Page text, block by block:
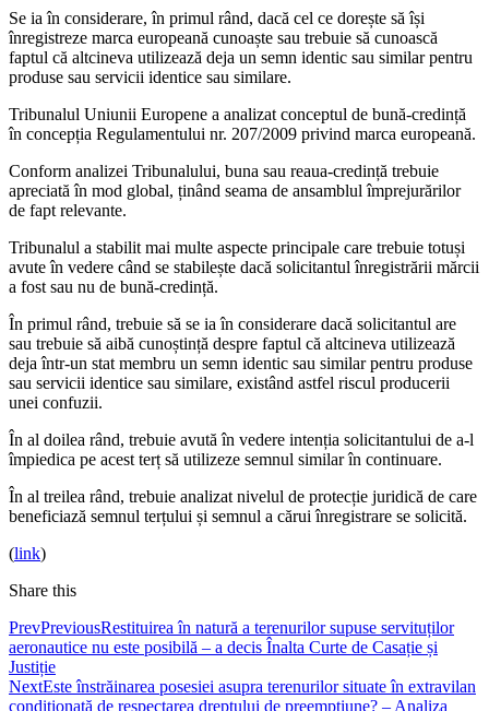
Se ia în considerare, în primul rând, dacă cel ce dorește să își
înregistreze marca europeană cunoaște sau trebuie să cunoască
faptul că altcineva utilizează deja un semn identic sau similar pentru
produse sau servicii identice sau similare.
Tribunalul Uniunii Europene a analizat conceptul de bună-credință
în concepția Regulamentului nr. 207/2009 privind marca europeană.
Conform analizei Tribunalului, buna sau reaua-credință trebuie
apreciată în mod global, ținând seama de ansamblul împrejurărilor
de fapt relevante.
Tribunalul a stabilit mai multe aspecte principale care trebuie totuși
avute în vedere când se stabilește dacă solicitantul înregistrării mărcii
a fost sau nu de bună-credință.
În primul rând, trebuie să se ia în considerare dacă solicitantul are
sau trebuie să aibă cunoștință despre faptul că altcineva utilizează
deja într-un stat membru un semn identic sau similar pentru produse
sau servicii identice sau similare, existând astfel riscul producerii
unei confuzii.
În al doilea rând, trebuie avută în vedere intenția solicitantului de a-l
împiedica pe acest terț să utilizeze semnul similar în continuare.
În al treilea rând, trebuie analizat nivelul de protecție juridică de care
beneficiază semnul terțului și semnul a cărui înregistrare se solicită.
(link)
Share this
PrevPreviousRestituirea în natură a terenurilor supuse servituților
aeronautice nu este posibilă – a decis Înalta Curte de Casație și
Justiție
NextEste înstrăinarea posesiei asupra terenurilor situate în extravilan
condiționată de respectarea dreptului de preempțiune? – Analiza